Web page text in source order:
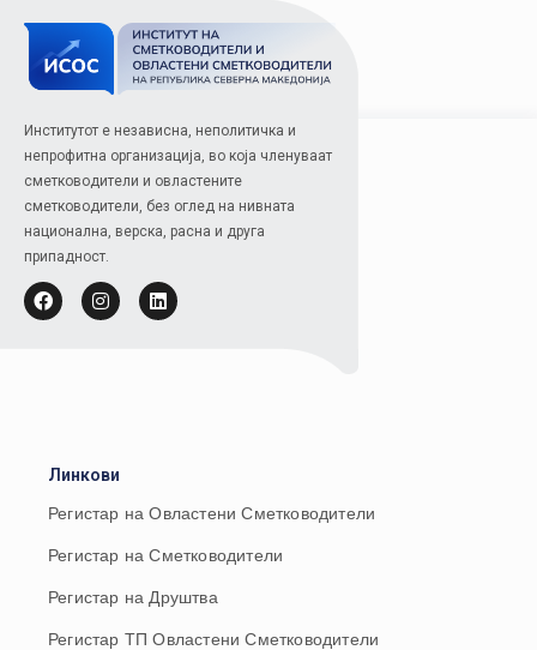
Институтот е независна, неполитичка и
непрофитна организација, во која членуваат
сметководители и овластените
сметководители, без оглед на нивната
национална, верска, расна и друга
припадност.
Линкови
Регистар на Овластени Сметководители
Регистар на Сметководители
Регистар на Друштва
Регистар ТП Овластени Сметководители